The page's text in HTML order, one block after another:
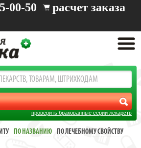
00-50 расчет заказа
проверить бракованные серии лекарств
ПО НАЗВАНИЮ
ПО ЛЕЧЕБНОМУ СВОЙСТВУ